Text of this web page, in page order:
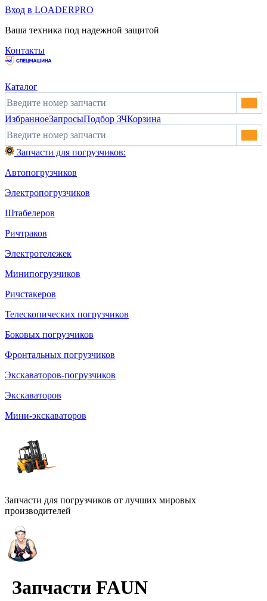
Вход в LOADERPRO
Ваша техника под надежной защитой
Контакты
Каталог
ИзбранноеЗапросыПодбор ЗЧКорзина
Запчасти для погрузчиков:
Автопогрузчиков
Электропогрузчиков
Штабелеров
Ричтраков
Электротележек
Минипогрузчиков
Ричстакеров
Телескопических погрузчиков
Боковых погрузчиков
Фронтальных погрузчиков
Экскаваторов-погрузчиков
Экскаваторов
Мини-экскаваторов
Запчасти для погрузчиков от лучших мировых
производителей
Запчасти FAUN